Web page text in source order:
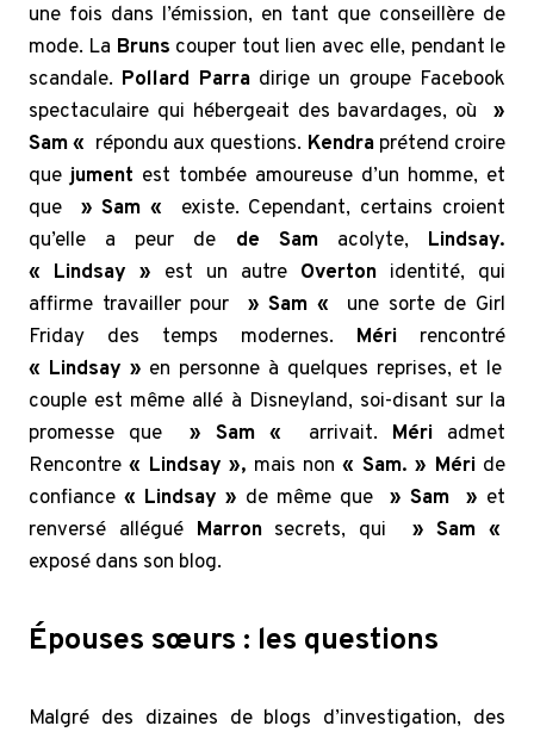
une fois dans l’émission, en tant que conseillère de
mode. La Bruns couper tout lien avec elle, pendant le
scandale. Pollard Parra dirige un groupe Facebook
spectaculaire qui hébergeait des bavardages, où »
Sam « répondu aux questions. Kendraprétend croire
quejument est tombée amoureuse d’un homme, et
que
» Sam «
existe. Cependant, certains croient
qu’elle a peur de de Samacolyte, Lindsay.
« Lindsay » est un autre Overton identité, qui
affirme travailler pour
» Sam «
une sorte de Girl
Friday des temps modernes. Méri rencontré
« Lindsay » en personne à quelques reprises, et le
couple est même allé à Disneyland, soi-disant sur la
promesse que» Sam « arrivait. Méri admet
Rencontre « Lindsay », mais non « Sam. » Méri de
confiance « Lindsay » de même que » Sam » et
renversé allégué Marron secrets, qui
» Sam «
exposé dans son blog.
Épouses sœurs : les questions
Malgré des dizaines de blogs d’investigation, des